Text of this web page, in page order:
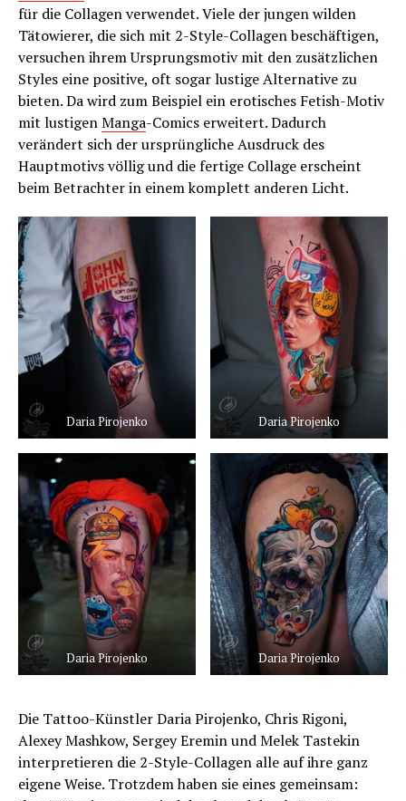
für die Collagen verwendet. Viele der jungen wilden
Tätowierer, die sich mit 2-Style-Collagen beschäftigen,
versuchen ihrem Ursprungsmotiv mit den zusätzlichen
Styles eine positive, oft sogar lustige Alternative zu
bieten. Da wird zum Beispiel ein erotisches Fetish-Motiv
mit lustigenManga-Comics erweitert. Dadurch
verändert sich der ursprüngliche Ausdruck des
Hauptmotivs völlig und die fertige Collage erscheint
beim Betrachter in einem komplett anderen Licht.
Daria Pirojenko Daria Pirojenko
Daria Pirojenko Daria Pirojenko
Die Tattoo-Künstler Daria Pirojenko, Chris Rigoni,
Alexey Mashkow, Sergey Eremin und Melek Tastekin
interpretieren die 2-Style-Collagen alle auf ihre ganz
eigene Weise. Trotzdem haben sie eines gemeinsam: